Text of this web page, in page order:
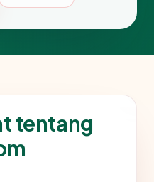
tentang